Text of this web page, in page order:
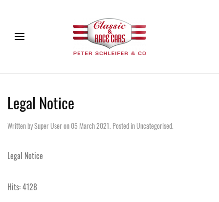
Legal Notice
Written by Super User on05 March 2021. Posted inUncategorised.
Legal Notice
Hits: 4128